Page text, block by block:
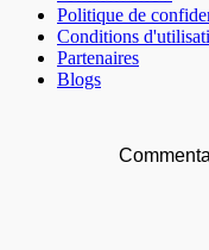
Politique de
Conditions
Partenaires
Blogs